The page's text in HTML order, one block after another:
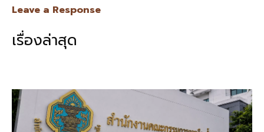
k
Leave a Response
เรื่องล่าสุด